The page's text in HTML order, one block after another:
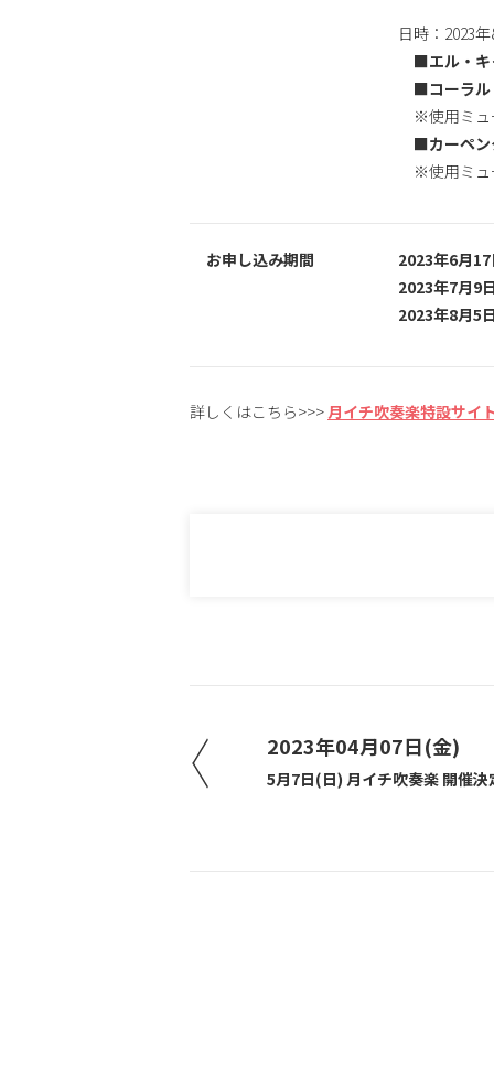
日時：2023
■エル・キ
■コーラル
※使用ミュ
■カーペン
※使用ミュ
お申し込み期間
2023年6月
2023年7月9
2023年8月5
詳しくはこちら>>>月イチ吹奏楽特設サイ
2023年04月07日(金)
5月7日(日) 月イチ吹奏楽 開催決